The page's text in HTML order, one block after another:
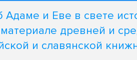
и Еве в свете
древней и
и славянской